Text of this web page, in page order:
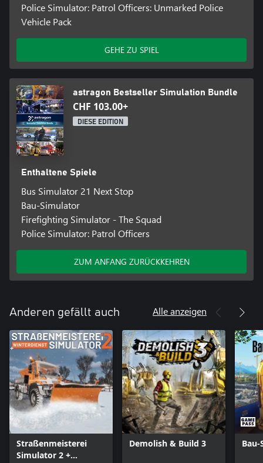
Police Simulator: Patrol Officers: Unmarked Police
Vehicle Pack
GEHE ZU SPIEL
astragon Bestseller Simulation Bundle
CHF 103.00+
DIESE EDITION
Enthaltene Spiele
Bus Simulator 21 Next Stop
Bau-Simulator
Firefighting Simulator - The Squad
Police Simulator: Patrol Officers
ZUM ANFANG ZURÜCKKEHREN
Anderen gefällt auch Alle anzeigen
Straßenmeisterei
Simulator 2 +
Demolish & Build 3